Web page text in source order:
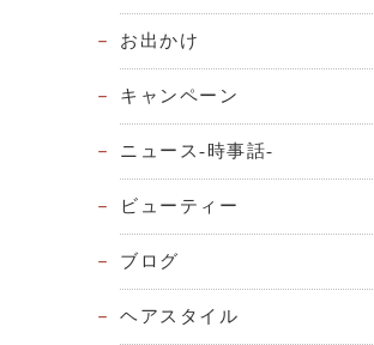
お出かけ
キャンペーン
ニュース-時事話-
ビューティー
ブログ
ヘアスタイル